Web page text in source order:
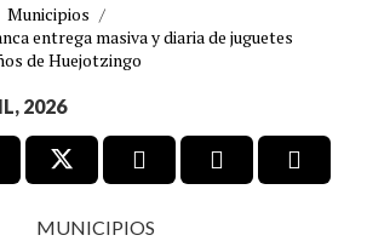
Municipios /
entrega masiva y diaria de juguetes
de Huejotzingo
2026
MUNICIPIOS